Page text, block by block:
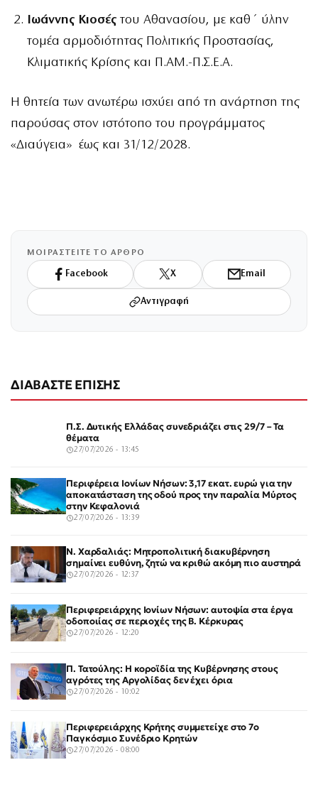
Ιωάννης Κιοσές του Αθανασίου, με καθ΄ ύλην
τομέα αρμοδιότητας Πολιτικής Προστασίας,
Κλιματικής Κρίσης και Π.ΑΜ.-Π.Σ.Ε.Α.
Η θητεία των ανωτέρω ισχύει από τη ανάρτηση της
παρούσας στον ιστότοπο του προγράμματος
«Διαύγεια» έως και 31/12/2028.
ΜΟΙΡΑΣΤΕΙΤΕ ΤΟ ΑΡΘΡΟ
Facebook X Email
Αντιγραφή
ΔΙΑΒΑΣΤΕ ΕΠΙΣΗΣ
Π.Σ. Δυτικής Ελλάδας συνεδριάζει στις 29/7 – Τα
θέματα
27/07/2026 - 13:45
Περιφέρεια Ιονίων Νήσων: 3,17 εκατ. ευρώ για την
αποκατάσταση της οδού προς την παραλία Μύρτος
στην Κεφαλονιά
27/07/2026 - 13:39
Ν. Χαρδαλιάς: Μητροπολιτική διακυβέρνηση
σημαίνει ευθύνη, ζητώ να κριθώ ακόμη πιο αυστηρά
27/07/2026 - 12:37
Περιφερειάρχης Ιονίων Νήσων: αυτοψία στα έργα
οδοποιίας σε περιοχές της Β. Κέρκυρας
27/07/2026 - 12:20
Π. Τατούλης: Η κοροϊδία της Κυβέρνησης στους
αγρότες της Αργολίδας δεν έχει όρια
27/07/2026 - 10:02
Περιφερειάρχης Κρήτης συμμετείχε στο 7ο
Παγκόσμιο Συνέδριο Κρητών
27/07/2026 - 08:00